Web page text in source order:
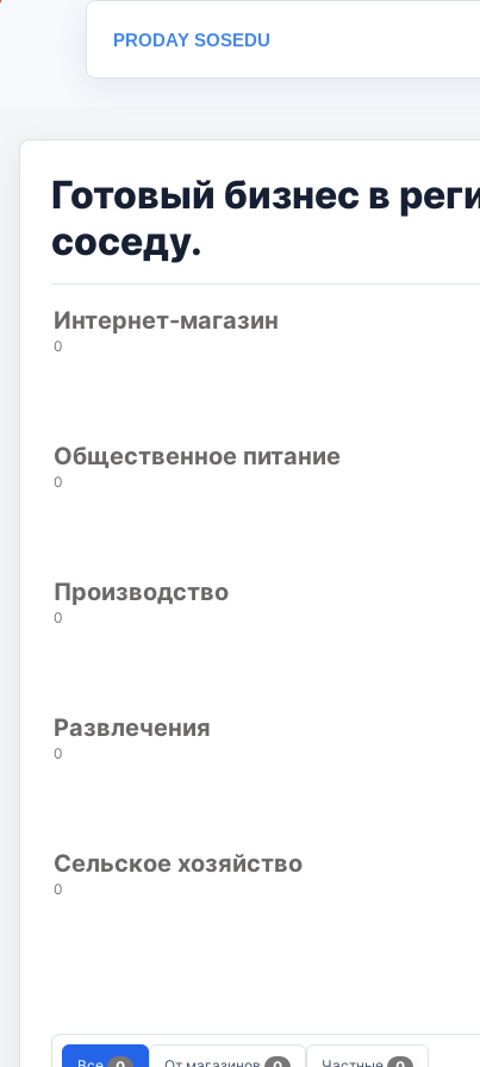
PRODAY SOSEDU
Готовый бизнес в
соседу.
Интернет-магазин
0
Общественное питание
0
Производство
0
Развлечения
0
Сельское хозяйство
0